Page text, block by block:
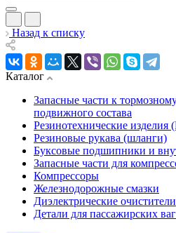
Назад к списку
Каталог
Запасные части к
подвижного состава
Резинотехнические изделия
Резиновые рукава (шланги)
Буксовые подшипники и
Запасные части для
Компрессоры
Железнодорожные смазки
Диэлектрические очистители
Детали для пассажирских